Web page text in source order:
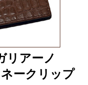
リアーノ
ークリップ